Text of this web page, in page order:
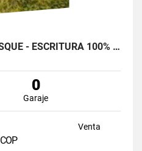
LOTE 1900 MTS CON BOSQUE - ESCRITURA 100% SANTA ELENA (LA CATALANA)
0
Garaje
Venta
COP